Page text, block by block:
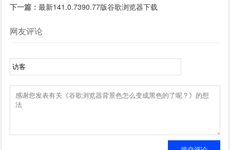
下一篇：最新141.0.7390.77版谷歌浏览器下载
网友评论